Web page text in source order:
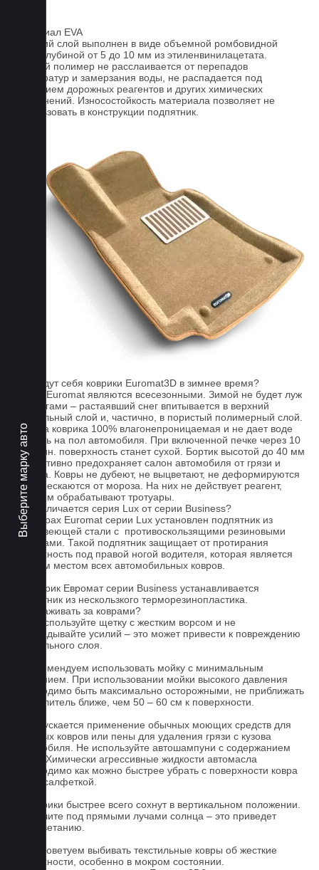
Выберите марку авто
Материал EVA
Верхний слой выполнен в виде объемной ромбовидной
сетки глубиной от 5 до 10 мм из этиленвинилацетата.
Данный полимер не расслаивается от перепадов
температур и замерзания воды, не распадается под
действием дорожных реагентов и других химических
загрязнений. Износостойкость материала позволяет не
использовать в конструкции подпятник.
Как ведут себя коврики Euromat3D в зимнее время?
Ковры Euromat являются всесезонными. Зимой не будет луж
под ногами – растаявший снег впитывается в верхний
текстильный слой и, частично, в пористый полимерный слой.
Основа коврика 100% влагонепроницаемая и не дает воде
попасть на пол автомобиля. При включенной печке через 10
- 15 мин. поверхность станет сухой. Бортик высотой до 40 мм
эффективно предохраняет салон автомобиля от грязи и
мусора. Ковры не дубеют, не выцветают, не деформируются
и не трескаются от мороза. На них не действует реагент,
которым обрабатывают тротуары.
Чем отличается серия Lux от серии Business?
На коврах Euromat серии Lux установлен подпятник из
нержавеющей стали с противоскользящими резиновыми
вставками. Такой подпятник защищает от протирания
поверхность под правой ногой водителя, которая является
слабым местом всех автомобильных ковров.
На коврик Евромат серии Business устанавливается
подпятник из нескользкого терморезинопластика.
Как ухаживать за коврами?
1.Не используйте щетку с жестким ворсом и не
прикладывайте усилий – это может привести к повреждению
текстильного слоя.
2. Рекомендуем использовать мойку с минимальным
давлением. При использовании мойки высокого давления
необходимо быть максимально осторожными, не приближать
распылитель ближе, чем 50 – 60 см к поверхности.
3. Допускается применение обычных моющих средств для
бытовых ковров или пены для удаления грязи с кузова
автомобиля. Не используйте автошампуни с содержанием
воска! Химически агрессивные жидкости автомасла
необходимо как можно быстрее убрать с поверхности ковра
сухой салфеткой.
4. Коврики быстрее всего сохнут в вертикальном положении.
Не сушите под прямыми лучами солнца – это приведет
к выцветанию.
5. Не советуем выбивать текстильные ковры об жесткие
поверхности, особенно в мокром состоянии.